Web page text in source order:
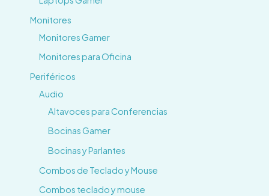
Monitores
Monitores Gamer
Monitores para Oficina
Periféricos
Audio
Altavoces para Conferencias
Bocinas Gamer
Bocinas y Parlantes
Combos de Teclado y Mouse
Combos teclado y mouse